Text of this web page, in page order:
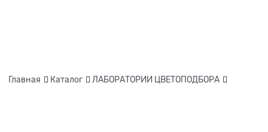
Главная Каталог ЛАБОРАТОРИИ ЦВЕТОПОДБОРА